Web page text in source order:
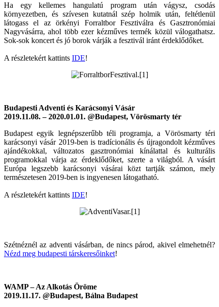
Ha egy kellemes hangulatú program után vágysz, csodás
környezetben, és szívesen kutatnál szép holmik után, feltétlenül
látogass el az örkényi Forraltbor Fesztiválra és Gasztronómiai
Nagyvásárra, ahol több ezer kézműves termék közül válogathatsz.
Sok-sok koncert és jó borok várják a fesztivál iránt érdeklődőket.
A részletekért kattints IDE!
Budapesti Adventi és Karácsonyi Vásár
2019.11.08. – 2020.01.01. @Budapest, Vörösmarty tér
Budapest egyik legnépszerűbb téli programja, a Vörösmarty téri
karácsonyi vásár 2019-ben is tradícionális és újragondolt kézműves
ajándékokkal, változatos gasztronómiai kínálattal és kulturális
programokkal várja az érdeklődőket, szerte a világból. A vásárt
Európa legszebb karácsonyi vásárai közt tartják számon, mely
természetesen 2019-ben is ingyenesen látogatható.
A részletekért kattints IDE!
Szétnéznél az adventi vásárban, de nincs párod, akivel elmehetnél?
Nézd meg budapesti társkeresőinket!
WAMP – Az Alkotás Öröme
2019.11.17. @Budapest, Bálna Budapest